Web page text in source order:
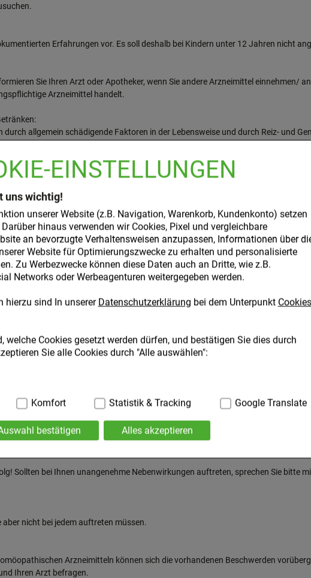
EINSTELLUNGEN
uns wichtig!
unserer Website (z.B. Navigation, Warenkorb, Kundenkonto) setzen
hinaus verwenden wir Cookies, Pixel und vergleichbare
an bevorzugte Verhaltensweisen anzupassen, Informationen über
Website für Optimierungszwecke zu erhalten und personalisierte
Zu Werbezwecke können diese Daten auch an Dritte, wie z.B.
Networks oder Werbeagenturen weitergegeben werden.
hierzu sind In unserer Datenschutzerklärung bei dem Unterpunkt Cookies
welche Cookies gesetzt werden dürfen, und bestätigen Sie dies durch
Sie alle Cookies durch "Alle auswählen":
handelt es sich um Cookies, die für die Grundfunktionen unserer Website
des Besuchers oder unsere Seite an bevorzugte
anzupassen. Komfort-Cookies ermöglichen es uns auch auf
lassen sich Informationen über die Art und Weise der Nutzung unserer
wir unsere Website weiter für Sie optimieren können, den Inhalt auf
teilweise an Dritte wie z.B. Google oder soziale Medien übertragen
Komfort Statistik & Tracking Google Translate
bestätigen Alles akzeptieren
Erfahrungen vor. Es soll deshalb bei Kindern unter 12 Jahren nicht
Sie Ihren Arzt oder Apotheker, wenn Sie andere Arzneimittel einnehmen/
Arzneimittel handelt.
allgemein schädigende Faktoren in der Lebensweise und durch Reiz- und
Tabletten in Schwangerschaft und Stillzeit nur nach Rücksprache mit dem Arzt
Verkehrstüchtigkeit und die Fähigkeit zum Bedienen von Maschinen.
erst nach Rücksprache mit Ihrem Arzt ein, wenn Ihnen bekannt ist, dass Sie
ein. Bitte fragen Sie bei Ihrem Arzt oder Apotheker nach, wenn
erfahrenen Therapeuten erfolgen.
Zeit angewendet werden.
als Sie sollten:
Sollten bei Ihnen unangenehme Nebenwirkungen auftreten, sprechen Sie bitte
nicht bei jedem auftreten müssen.
Arzneimitteln können sich die vorhandenen Beschwerden
Ihren Arzt befragen.